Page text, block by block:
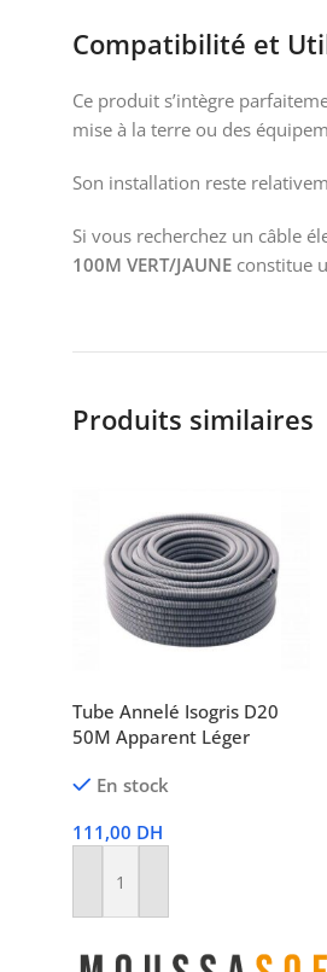
Compatibilité et
Ce produit s’intègre
mise à la terre ou des
Son installation reste
Si vous recherchez un câble
100M VERT/JAUNE constitue
Produits similaires
Tube Annelé Isogris D20
50M Apparent Léger
En stock
111,00 DH
Ajouter Au Panier